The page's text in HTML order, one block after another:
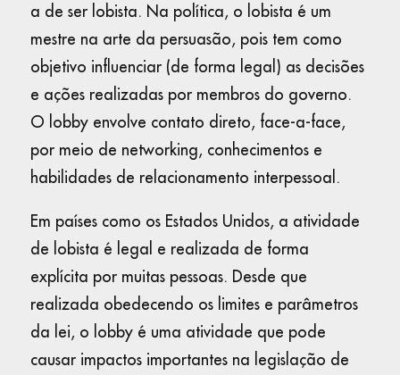
a de ser lobista. Na política, o lobista é um
mestre na arte da persuasão, pois tem como
objetivo influenciar (de forma legal) as decisões
e ações realizadas por membros do governo.
O lobby envolve contato direto, face-a-face,
por meio de networking, conhecimentos e
habilidades de relacionamento interpessoal.
Em países como os Estados Unidos, a atividade
de lobista é legal e realizada de forma
explícita por muitas pessoas. Desde que
realizada obedecendo os limites e parâmetros
da lei, o lobby é uma atividade que pode
causar impactos importantes na legislação de